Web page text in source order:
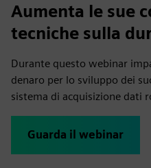
Aumenta le sue
tecniche sulla
Durante questo webinar
denaro per lo sviluppo dei
sistema di acquisizione dati
Guarda il webinar